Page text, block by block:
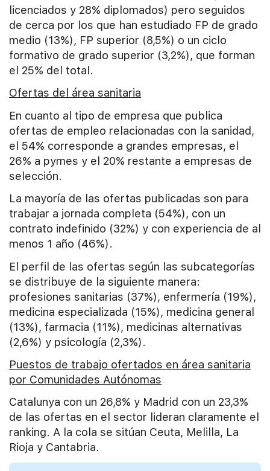
licenciados y 28% diplomados) pero seguidos
de cerca por los que han estudiado FP de grado
medio (13%), FP superior (8,5%) o un ciclo
formativo de grado superior (3,2%), que forman
el 25% del total.
Ofertas del área sanitaria
En cuanto al tipo de empresa que publica
ofertas de empleo relacionadas con la sanidad,
el 54% corresponde a grandes empresas, el
26% a pymes y el 20% restante a empresas de
selección.
La mayoría de las ofertas publicadas son para
trabajar a jornada completa (54%), con un
contrato indefinido (32%) y con experiencia de al
menos 1 año (46%).
El perfil de las ofertas según las subcategorías
se distribuye de la siguiente manera:
profesiones sanitarias (37%), enfermería (19%),
medicina especializada (15%), medicina general
(13%), farmacia (11%), medicinas alternativas
(2,6%) y psicología (2,3%).
Puestos de trabajo ofertados en área sanitaria
por Comunidades Autónomas
Catalunya con un 26,8% y Madrid con un 23,3%
de las ofertas en el sector lideran claramente el
ranking. A la cola se sitúan Ceuta, Melilla, La
Rioja y Cantabria.